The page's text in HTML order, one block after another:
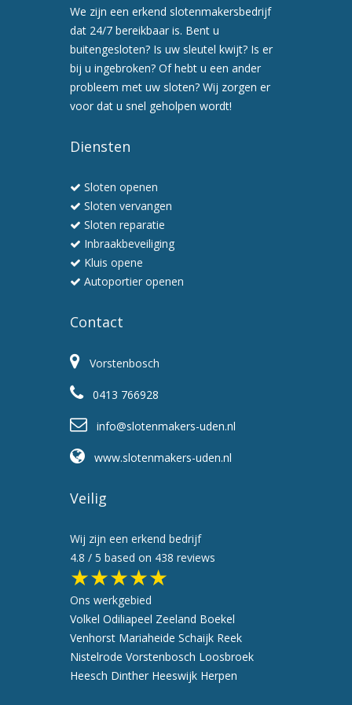
afspraak
preventiebezoek
professioneel
We zijn een erkend slotenmakersbedrijf
dat 24/7 bereikbaar is. Bent u
buitengesloten? Is uw sleutel kwijt? Is er
bij u ingebroken? Of hebt u een ander
probleem met uw sloten? Wij zorgen er
voor dat u snel geholpen wordt!
Diensten
Sloten openen
Sloten vervangen
Sloten reparatie
Inbraakbeveiliging
Kluis opene
Autoportier openen
Contact
Vorstenbosch
0413 766928
info@slotenmakers-uden.nl
www.slotenmakers-uden.nl
Veilig
Wij zijn een erkend bedrijf
4.8 / 5 based on 438 reviews
★★★★★
Ons werkgebied
Volkel Odiliapeel Zeeland Boekel
Venhorst Mariaheide Schaijk Reek
Nistelrode Vorstenbosch Loosbroek
Heesch Dinther Heeswijk Herpen